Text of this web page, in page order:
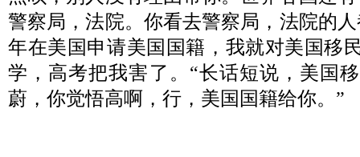
警察局，法院。你看去警察局，法院的
年在美国申请美国国籍，我就对美国移
学，高考把我害了。 “长话短说，美国
蔚，你觉悟高啊，行，美国国籍给你。 ”